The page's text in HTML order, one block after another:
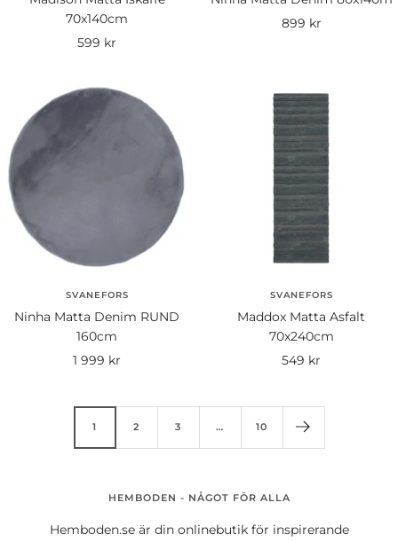
70x140cm
Rea-
599 kr
Rea-
899 kr
SVANEFORS
Ninha Matta Denim RUND
160cm
Rea-
1 999 kr
SVANEFORS
Maddox Matta Asfalt
70x240cm
Rea-
549 kr
1 2 3 … 10
HEMBODEN - NÅGOT FÖR ALLA
Hemboden.se är din onlinebutik för inspirerande